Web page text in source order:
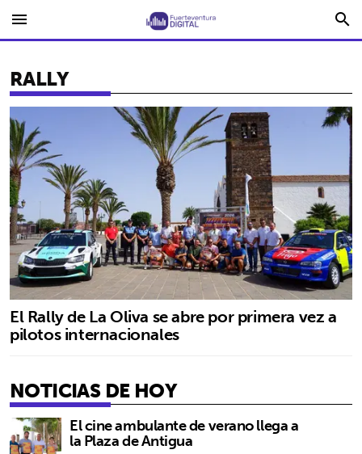
menu search
RALLY
El Rally de La Oliva se abre por primera vez a
pilotos internacionales
NOTICIAS DE HOY
El cine ambulante de verano llega a
la Plaza de Antigua